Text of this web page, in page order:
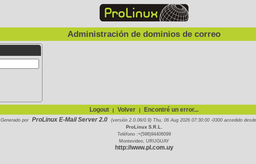
Administración de dominios de correo
Logout | Volver | Encontré un error...
Generado por ProLinux E-Mail Server 2.0
(versión 2.0.06/0.9) Thu, 06 Aug 2026 07:30:00 -0300 accedido
ProLinux S.R.L.
Teléfono :+(598)94406099
Montevideo, URUGUAY
http://www.pl.com.uy